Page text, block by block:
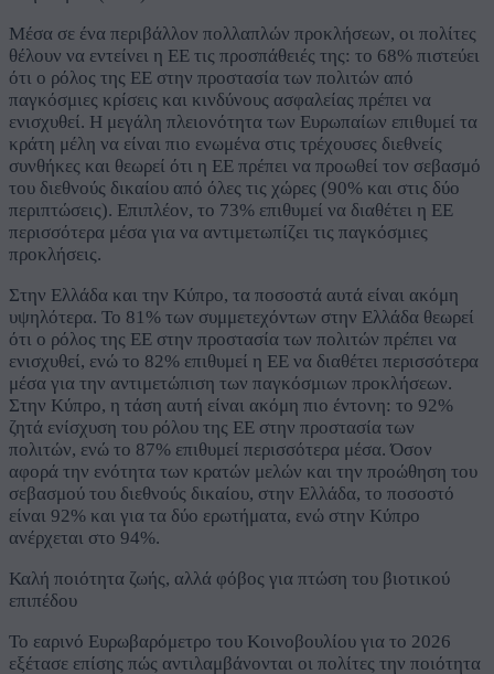
Μέσα σε ένα περιβάλλον πολλαπλών προκλήσεων, οι πολίτες
θέλουν να εντείνει η ΕΕ τις προσπάθειές της: το 68% πιστεύει
ότι ο ρόλος της ΕΕ στην προστασία των πολιτών από
παγκόσμιες κρίσεις και κινδύνους ασφαλείας πρέπει να
ενισχυθεί. Η μεγάλη πλειονότητα των Ευρωπαίων επιθυμεί τα
κράτη μέλη να είναι πιο ενωμένα στις τρέχουσες διεθνείς
συνθήκες και θεωρεί ότι η ΕΕ πρέπει να προωθεί τον σεβασμό
του διεθνούς δικαίου από όλες τις χώρες (90% και στις δύο
περιπτώσεις). Επιπλέον, το 73% επιθυμεί να διαθέτει η ΕΕ
περισσότερα μέσα για να αντιμετωπίζει τις παγκόσμιες
προκλήσεις.
Στην Ελλάδα και την Κύπρο, τα ποσοστά αυτά είναι ακόμη
υψηλότερα. Το 81% των συμμετεχόντων στην Ελλάδα θεωρεί
ότι ο ρόλος της ΕΕ στην προστασία των πολιτών πρέπει να
ενισχυθεί, ενώ το 82% επιθυμεί η ΕΕ να διαθέτει περισσότερα
μέσα για την αντιμετώπιση των παγκόσμιων προκλήσεων.
Στην Κύπρο, η τάση αυτή είναι ακόμη πιο έντονη: το 92%
ζητά ενίσχυση του ρόλου της ΕΕ στην προστασία των
πολιτών, ενώ το 87% επιθυμεί περισσότερα μέσα. Όσον
αφορά την ενότητα των κρατών μελών και την προώθηση του
σεβασμού του διεθνούς δικαίου, στην Ελλάδα, το ποσοστό
είναι 92% και για τα δύο ερωτήματα, ενώ στην Κύπρο
ανέρχεται στο 94%.
Καλή ποιότητα ζωής, αλλά φόβος για πτώση του βιοτικού
επιπέδου
Το εαρινό Ευρωβαρόμετρο του Κοινοβουλίου για το 2026
εξέτασε επίσης πώς αντιλαμβάνονται οι πολίτες την ποιότητα